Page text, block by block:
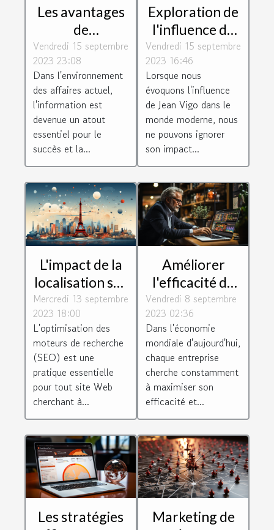
Les avantages
de
l'Inforegistre
pour les
entreprises
Vendredi 15 septembre
2023 23:08
Dans l'environnement
des affaires actuel,
l'information est
devenue un atout
essentiel pour le
succès et la...
Exploration de
l'influence de
Jean Vigo dans
les
technologies
modernes, les
jeux et les
loisirs sur le
web
Vendredi 15 septembre
2023 16:46
Lorsque nous
évoquons l'influence
de Jean Vigo dans le
monde moderne, nous
ne pouvons ignorer
son impact...
L'impact de la
localisation sur
le SEO :
pourquoi
choisir un
consultant à
Paris
Mercredi 13 septembre
2023 18:00
L'optimisation des
moteurs de recherche
(SEO) est une
pratique essentielle
pour tout site Web
cherchant à...
Améliorer
l'efficacité de
votre
entreprise
grâce à
l'optimisation
Vendredi 8 septembre
2023 02:36
Dans l'économie
mondiale d'aujourd'hui,
chaque entreprise
cherche constamment
à maximiser son
efficacité et...
Les stratégies
Marketing de